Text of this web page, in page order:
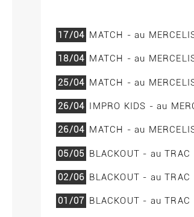
17/04 MATCH - au
18/04 MATCH - au
25/04 MATCH - au
26/04 IMPRO KIDS - au
26/04 MATCH - au
05/05 BLACKOUT - au TRAC
02/06 BLACKOUT - au TRAC
01/07 BLACKOUT - au TRAC